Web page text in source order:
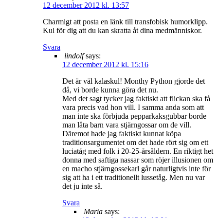
12 december 2012 kl. 13:57
Charmigt att posta en länk till transfobisk humorklipp.
Kul för dig att du kan skratta åt dina medmänniskor.
Svara
lindolf says:
12 december 2012 kl. 15:16
Det är väl kalaskul! Monthy Python gjorde det
då, vi borde kunna göra det nu.
Med det sagt tycker jag faktiskt att flickan ska få
vara precis vad hon vill. I samma anda som att
man inte ska förbjuda pepparkaksgubbar borde
man låta barn vara stjärngossar om de vill.
Däremot hade jag faktiskt kunnat köpa
traditionsargumentet om det hade rört sig om ett
luciatåg med folk i 20-25-årsåldern. En riktigt het
donna med saftiga nassar som röjer illusionen om
en macho stjärngossekarl går naturligtvis inte för
sig att ha i ett traditionellt lussetåg. Men nu var
det ju inte så.
Svara
Maria says: